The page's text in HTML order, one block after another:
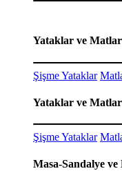
Yataklar ve Matlar
Şişme Yataklar
Yataklar ve Matlar
Şişme Yataklar
Masa-Sandalye